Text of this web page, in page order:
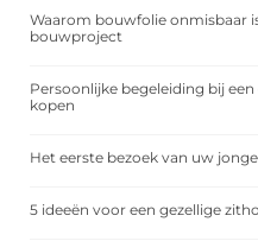
Waarom bouwfolie onmisbaar
bouwproject
Persoonlijke begeleiding bij
kopen
Het eerste bezoek van uw
5 ideeën voor een gezellige